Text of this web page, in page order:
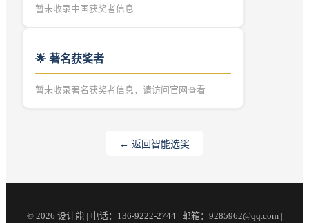
暂未收录中国获奖者信息
🌟 著名获奖者
暂未收录著名获奖者信息，请访问官网查看
← 返回智能选奖
© 2026 设计能 | 电话：136-9222-2744 | 邮箱：9285962@qq.com |